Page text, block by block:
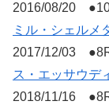
2016/08/20
ミル・シェルメ
2017/12/03
ス・エッサウデ
2018/11/16